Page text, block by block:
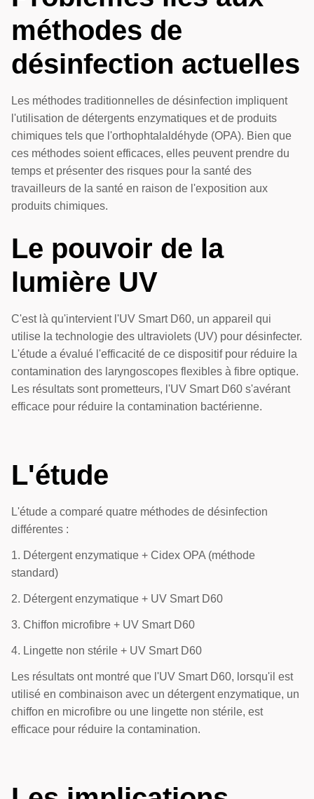
méthodes de
désinfection actuelles
Les méthodes traditionnelles de désinfection impliquent
l'utilisation de détergents enzymatiques et de produits
chimiques tels que l'orthophtalaldéhyde (OPA). Bien que
ces méthodes soient efficaces, elles peuvent prendre du
temps et présenter des risques pour la santé des
travailleurs de la santé en raison de l'exposition aux
produits chimiques.
Le pouvoir de la
lumière UV
C'est là qu'intervient l'UV Smart D60, un appareil qui
utilise la technologie des ultraviolets (UV) pour désinfecter.
L'étude a évalué l'efficacité de ce dispositif pour réduire la
contamination des laryngoscopes flexibles à fibre optique.
Les résultats sont prometteurs, l'UV Smart D60 s'avérant
efficace pour réduire la contamination bactérienne.
L'étude
L'étude a comparé quatre méthodes de désinfection
différentes :
1. Détergent enzymatique + Cidex OPA (méthode
standard)
2. Détergent enzymatique + UV Smart D60
3. Chiffon microfibre + UV Smart D60
4. Lingette non stérile + UV Smart D60
Les résultats ont montré que l'UV Smart D60, lorsqu'il est
utilisé en combinaison avec un détergent enzymatique, un
chiffon en microfibre ou une lingette non stérile, est
efficace pour réduire la contamination.